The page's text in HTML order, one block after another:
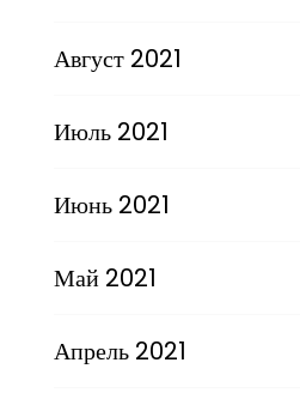
Август 2021
Июль 2021
Июнь 2021
Май 2021
Апрель 2021